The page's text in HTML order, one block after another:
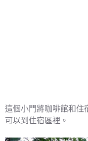
這個小門將咖啡館和住
可以到住宿區裡。